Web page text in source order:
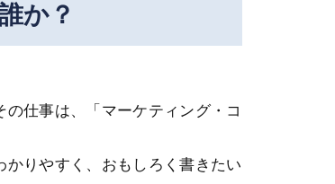
か？
仕事は、「マーケティング・コ
りやすく、おもしろく書きたい